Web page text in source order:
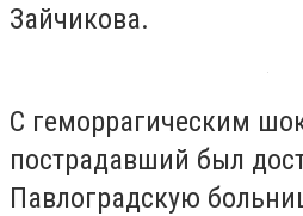
Зайчикова.
С геморрагическим
пострадавший был
Павлоградскую